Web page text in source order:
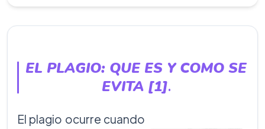
EL PLAGIO: QUE ES Y COMO SE
EVITA [1].
El plagio ocurre cuando